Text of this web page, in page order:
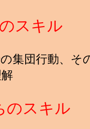
スキル
集団行動、そ
スキル